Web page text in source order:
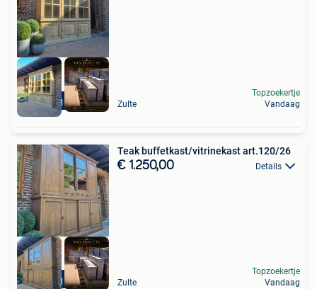
Levering mogelijk Zulte
Topzoekertje
Vandaag
Levering mogelijk
Teak buffetkast/vitrinekast art.120/26
€ 1.250,00 Details
Zulte
Topzoekertje
Vandaag